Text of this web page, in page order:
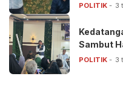
POLITIK 3
Sambut
POLITIK 3